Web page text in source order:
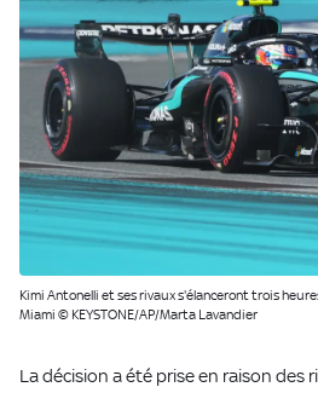
Kimi Antonelli et ses rivaux s'élanceront trois
Miami © KEYSTONE/AP/Marta Lavandier
La décision a été prise en raison des